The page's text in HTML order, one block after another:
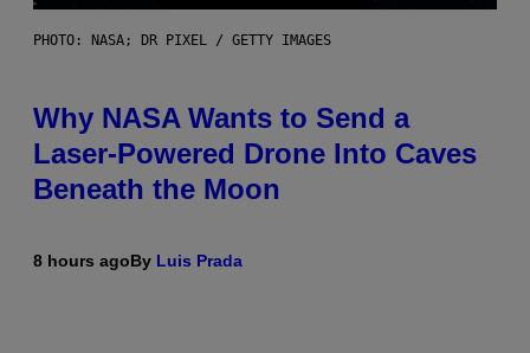
PHOTO: NASA; DR PIXEL / GETTY IMAGES
Why NASA Wants to Send a
Laser-Powered Drone Into Caves
Beneath the Moon
8 hours agoBy Luis Prada